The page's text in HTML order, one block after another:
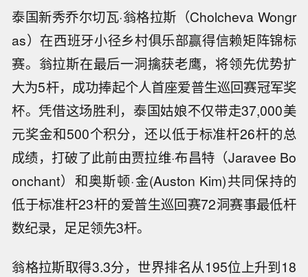
泰国新秀乔尔切瓦·翁格拉斯（Cholcheva Wongr
as）在西班牙小径乡村俱乐部赢得信赖矩阵锦标
赛。翁拉斯在最后一洞擒获老鹰，将领先优势扩
大为5杆，成功捧起个人首座爱普生巡回赛冠军奖
杯。凭借这场胜利，泰国姑娘不仅带走37,000美
元奖金和500个积分，还以低于标准杆26杆的总
成绩，打破了此前由贾拉维·布昌特（Jaravee Bo
onchant）和奥斯顿·金(Auston Kim)共同保持的
低于标准杆23杆的爱普生巡回赛72洞赛事最低杆
数纪录，足足领先3杆。
翁格拉斯取得3.3分，世界排名从195位上升到18